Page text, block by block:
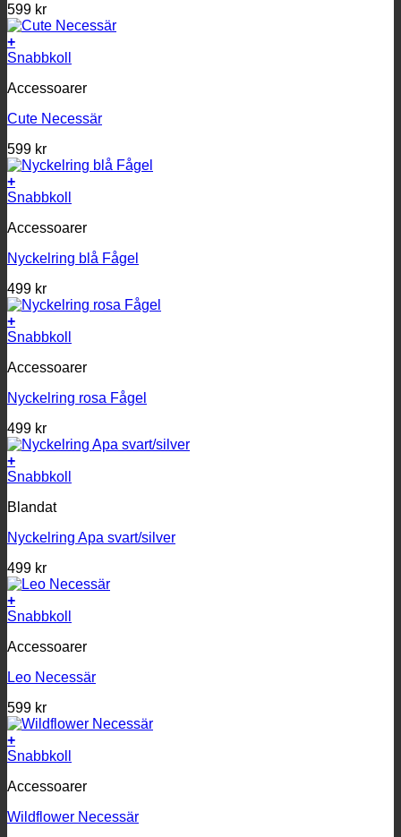
599 kr
+
Snabbkoll
Accessoarer
Cute Necessär
599 kr
+
Snabbkoll
Accessoarer
Nyckelring blå Fågel
499 kr
+
Snabbkoll
Accessoarer
Nyckelring rosa Fågel
499 kr
+
Snabbkoll
Blandat
Nyckelring Apa svart/silver
499 kr
+
Snabbkoll
Accessoarer
Leo Necessär
599 kr
+
Snabbkoll
Accessoarer
Wildflower Necessär